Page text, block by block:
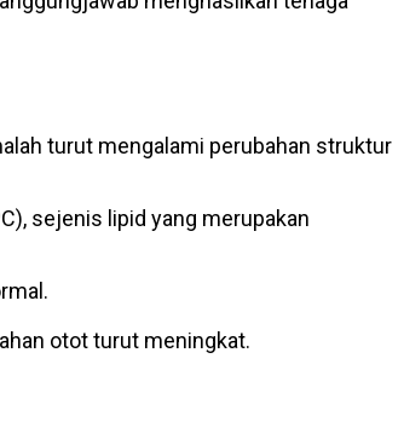
turut mengalami perubahan struktur
sejenis lipid yang merupakan
otot turut meningkat.